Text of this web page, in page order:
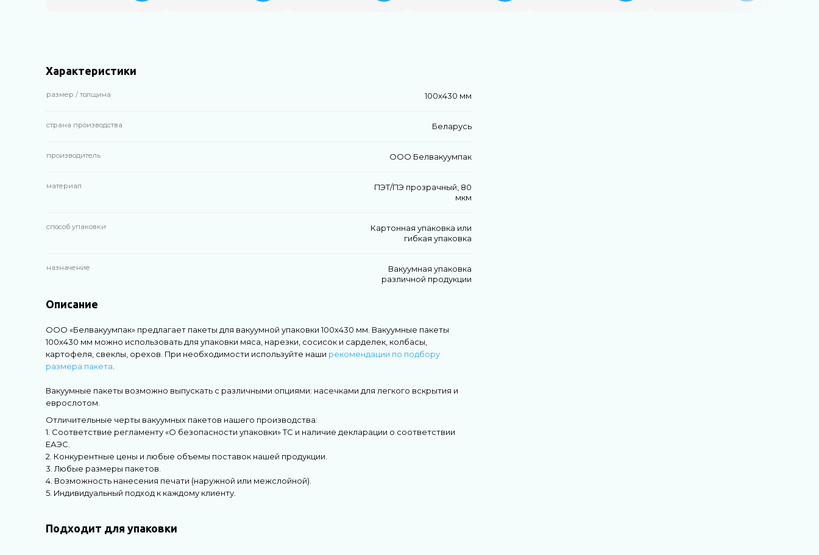
Характеристики
размер / толщина 100х430 мм
страна производства Беларусь
производитель ООО Белвакуумпак
материал
ПЭТ/ПЭ прозрачный, 80
мкм
способ упаковки
Картонная упаковка или
гибкая упаковка
назначение
Вакуумная упаковка
различной продукции
Описание
ООО «Белвакуумпак» предлагает пакеты для вакуумной упаковки 100х430 мм. Вакуумные пакеты
100х430 мм можно использовать для упаковки мяса, нарезки, сосисок и сарделек, колбасы,
картофеля, свеклы, орехов. При необходимости используйте наши рекомендации по подбору
размера пакета.
Вакуумные пакеты возможно выпускать с различными опциями: насечками для легкого вскрытия и
еврослотом.
Отличительные черты вакуумных пакетов нашего производства:
1. Соответствие регламенту «О безопасности упаковки» ТС и наличие декларации о соответствии
ЕАЭС.
2. Конкурентные цены и любые объемы поставок нашей продукции.
3. Любые размеры пакетов.
4. Возможность нанесения печати (наружной или межслойной).
5. Индивидуальный подход к каждому клиенту.
Подходит для упаковки